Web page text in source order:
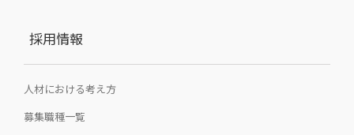
採用情報
人材における考え方
募集職種一覧